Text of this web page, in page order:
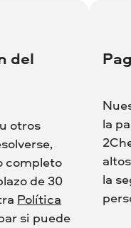
del
otros
completo
de 30
Política
si puede
la
la